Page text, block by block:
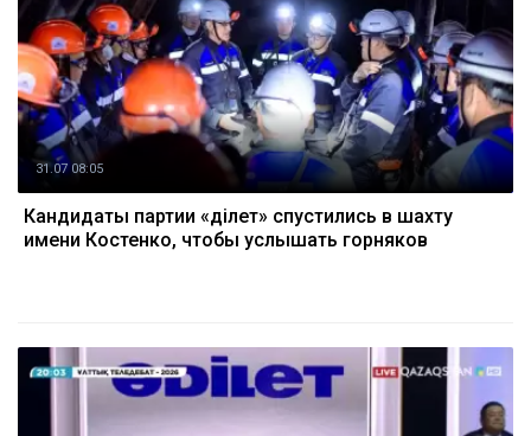
31.07 08:05
Кандидаты партии «Әділет» спустились в шахту
имени Костенко, чтобы услышать горняков